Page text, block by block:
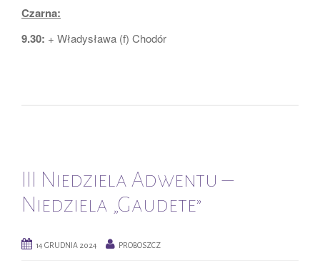
Czarna:
9.30: + Władysława (f) Chodór
III Niedziela Adwentu –
Niedziela „Gaudete”
14 GRUDNIA 2024 PROBOSZCZ